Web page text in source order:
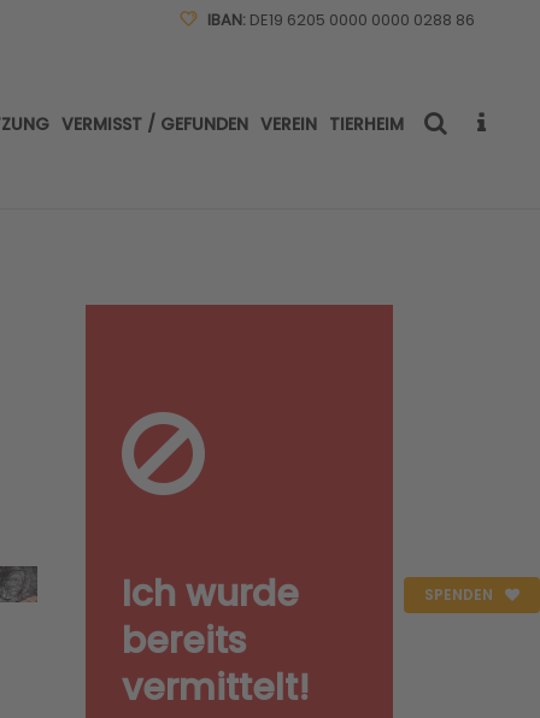
IBAN: DE19 6205 0000 0000 0288 86
VERMISST / GEFUNDEN VEREIN TIERHEIM
SPENDEN
Ich wurde
bereits
vermittelt!